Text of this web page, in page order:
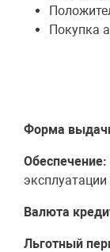
Покупка
Форма
Обеспечение:
эксплуатации
Валюта
Льготный